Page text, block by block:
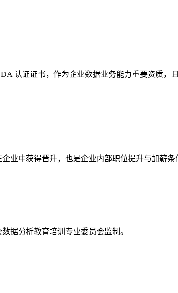
认证证书，作为企业数据业务能力重要资质
业中获得晋升，也是企业内部职位提升与加薪条
据分析教育培训专业委员会监制。